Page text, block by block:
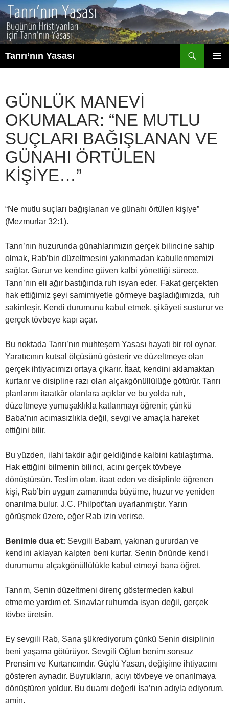
İçeriğe
atla
Tanrı’nın Yasası
GÜNLÜK MANEVI
OKUMALAR: “NE MUTLU
SUÇLARI BAĞIŞLANAN VE
GÜNAHI ÖRTÜLEN
KIŞIYE…”
“Ne mutlu suçları bağışlanan ve günahı örtülen kişiye”
(Mezmurlar 32:1).
Tanrı’nın huzurunda günahlarımızın gerçek bilincine sahip
olmak, Rab’bin düzeltmesini yakınmadan kabullenmemizi
sağlar. Gurur ve kendine güven kalbi yönettiği sürece,
Tanrı’nın eli ağır bastığında ruh isyan eder. Fakat gerçekten
hak ettiğimiz şeyi samimiyetle görmeye başladığımızda, ruh
sakinleşir. Kendi durumunu kabul etmek, şikâyeti susturur ve
gerçek tövbeye kapı açar.
Bu noktada Tanrı’nın muhteşem Yasası hayati bir rol oynar.
Yaratıcının kutsal ölçüsünü gösterir ve düzeltmeye olan
gerçek ihtiyacımızı ortaya çıkarır. İtaat, kendini aklamaktan
kurtarır ve disipline razı olan alçakgönüllülüğe götürür. Tanrı
planlarını itaatkâr olanlara açıklar ve bu yolda ruh,
düzeltmeye yumuşaklıkla katlanmayı öğrenir; çünkü
Baba’nın acımasızlıkla değil, sevgi ve amaçla hareket
ettiğini bilir.
Bu yüzden, ilahi takdir ağır geldiğinde kalbini katılaştırma.
Hak ettiğini bilmenin bilinci, acını gerçek tövbeye
dönüştürsün. Teslim olan, itaat eden ve disiplinle öğrenen
kişi, Rab’bin uygun zamanında büyüme, huzur ve yeniden
onarılma bulur. J.C. Philpot’tan uyarlanmıştır. Yarın
görüşmek üzere, eğer Rab izin verirse.
Benimle dua et: Sevgili Babam, yakınan gururdan ve
kendini aklayan kalpten beni kurtar. Senin önünde kendi
durumumu alçakgönüllülükle kabul etmeyi bana öğret.
Tanrım, Senin düzeltmeni direnç göstermeden kabul
etmeme yardım et. Sınavlar ruhumda isyan değil, gerçek
tövbe üretsin.
Ey sevgili Rab, Sana şükrediyorum çünkü Senin disiplinin
beni yaşama götürüyor. Sevgili Oğlun benim sonsuz
Prensim ve Kurtarıcımdır. Güçlü Yasan, değişime ihtiyacımı
gösteren aynadır. Buyrukların, acıyı tövbeye ve onarılmaya
dönüştüren yoldur. Bu duamı değerli İsa’nın adıyla ediyorum,
amin.